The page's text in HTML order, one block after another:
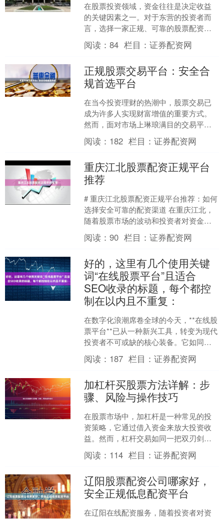
在股票投资领域，资金往往是决定收益
的关键因素之一。对于东营的投资者而
言，选择一家正规、可靠的股票配资平
台，不仅能够放大资金使用效率，还能
在风险可控的前提下提升投....
阅读：84 栏目：证券配资网
正规股票交易平台：安全合
规首选平台
在当今投资理财的热潮中，股票交易已
成为许多人实现财富增值的重要方式。
然而，面对市场上琳琅满目的交易平
台，投资者最关心的问题始终是：**如何
选择一个正规、安全、合....
阅读： 182 栏目：证券配资网
重庆江北股票配资正规平台
推荐
# 重庆江北股票配资正规平台推荐：如何
选择安全可靠的配资渠道 在重庆江北，
随着股票市场的波动和投资者对资金灵
活性的需求增加，股票配资逐渐成为一
种常见的投资方式。....
阅读：90 栏目：证券配资网
好的，这里有几个使用关键
词“在线股票平台”且适合
SEO收录的标题，每个都控
制在以内且不重复：
在数字化浪潮席卷全球的今天，**在线股
票平台**已从一种新兴工具，转变为现代
投资者不可或缺的核心装备。它如同一
位全天候在线的专业助手在线配资服
务，彻底打破了时间....
阅读： 187 栏目：证券配资网
加杠杆买股票方法详解：步
骤、风险与操作技巧
在股票市场中，加杠杆是一种常见的投
资策略，它通过借入资金来放大投资收
益。然而，杠杆交易如同一把双刃剑，
既能带来丰厚回报，也可能导致巨大亏
损。本文将详细解析加杠杆....
阅读： 114 栏目：证券配资网
辽阳股票配资公司哪家好，
安全正规低息配资平台
在辽阳在线配资服务，随着投资者对资